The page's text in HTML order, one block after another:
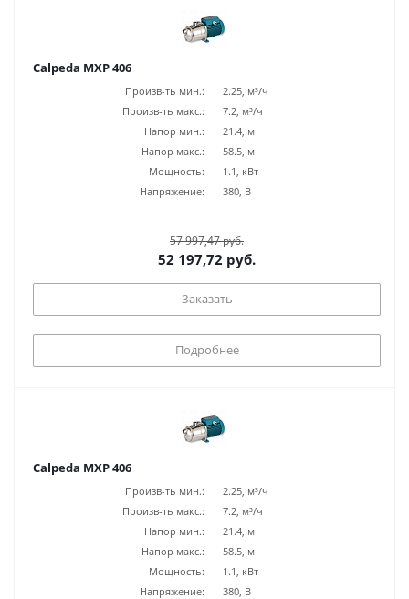
Calpeda MXP 406
Произв-ть мин.:
2.25, м³/ч
Произв-ть макс.:
7.2, м³/ч
Напор мин.:
21.4, м
Напор макс.:
58.5, м
Мощность:
1.1, кВт
Напряжение:
380, В
57 997,47 руб.
52 197,72 руб.
Заказать
Подробнее
Calpeda MXP 406
Произв-ть мин.:
2.25, м³/ч
Произв-ть макс.:
7.2, м³/ч
Напор мин.:
21.4, м
Напор макс.:
58.5, м
Мощность:
1.1, кВт
Напряжение:
380, В